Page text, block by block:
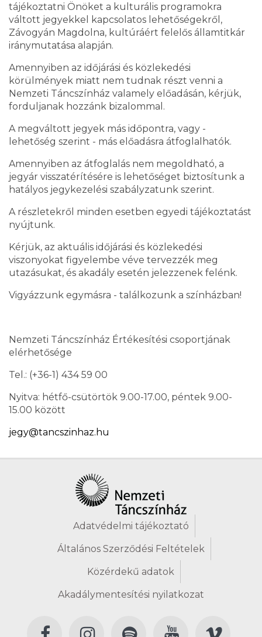
tájékoztatni Önöket a kulturális programokra
váltott jegyekkel kapcsolatos lehetőségekről,
Závogyán Magdolna, kultúráért felelős államtitkár
iránymutatása alapján.
Amennyiben az időjárási és közlekedési
körülmények miatt nem tudnak részt venni a
Nemzeti Táncszínház valamely előadásán, kérjük,
forduljanak hozzánk bizalommal.
A megváltott jegyek más időpontra, vagy -
lehetőség szerint - más előadásra átfoglalhatók.
Amennyiben az átfoglalás nem megoldható, a
jegyár visszatérítésére is lehetőséget biztosítunk a
hatályos jegykezelési szabályzatunk szerint.
A részletekről minden esetben egyedi tájékoztatást
nyújtunk.
Kérjük, az aktuális időjárási és közlekedési
viszonyokat figyelembe véve tervezzék meg
utazásukat, és akadály esetén jelezzenek felénk.
Vigyázzunk egymásra - találkozunk a színházban!
Nemzeti Táncszínház Értékesítési csoportjának
elérhetősége
Tel.: (+36-1) 434 59 00
Nyitva: hétfő-csütörtök 9.00-17.00, péntek 9.00-
15.00 között
jegy@tancszinhaz.hu
Adatvédelmi tájékoztató
Általános Szerződési Feltételek
Közérdekű adatok
Akadálymentesítési nyilatkozat